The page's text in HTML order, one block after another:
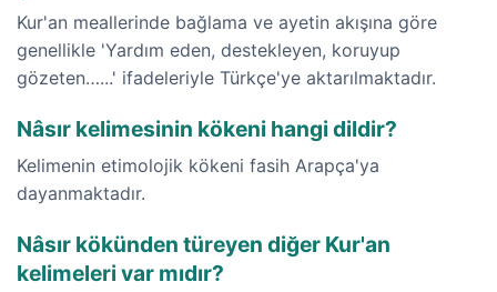
Kur'an meallerinde bağlama ve ayetin akışına göre
genellikle 'Yardım eden, destekleyen, koruyup
gözeten…...' ifadeleriyle Türkçe'ye aktarılmaktadır.
Nâsır kelimesinin kökeni hangi dildir?
Kelimenin etimolojik kökeni fasih Arapça'ya
dayanmaktadır.
Nâsır kökünden türeyen diğer Kur'an
kelimeleri var mıdır?